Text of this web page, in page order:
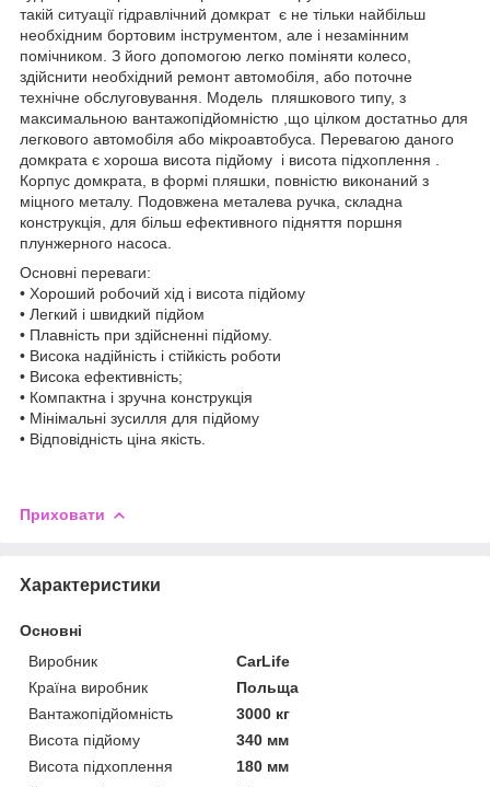
такій ситуації гідравлічний домкрат є не тільки найбільш
необхідним бортовим інструментом, але і незамінним
помічником. З його допомогою легко поміняти колесо,
здійснити необхідний ремонт автомобіля, або поточне
технічне обслуговування. Модель пляшкового типу, з
максимальною вантажопідйомністю ,що цілком достатньо для
легкового автомобіля або мікроавтобуса. Перевагою даного
домкрата є хороша висота підйому і висота підхоплення .
Корпус домкрата, в формі пляшки, повністю виконаний з
міцного металу. Подовжена металева ручка, складна
конструкція, для більш ефективного підняття поршня
плунжерного насоса.
Основні переваги:
• Хороший робочий хід і висота підйому
• Легкий і швидкий підйом
• Плавність при здійсненні підйому.
• Висока надійність і стійкість роботи
• Висока ефективність;
• Компактна і зручна конструкція
• Мінімальні зусилля для підйому
• Відповідність ціна якість.
Приховати
Характеристики
Основні
Виробник
CarLife
Країна виробник
Польща
Вантажопідйомність
3000 кг
Висота підйому
340 мм
Висота підхоплення
180 мм